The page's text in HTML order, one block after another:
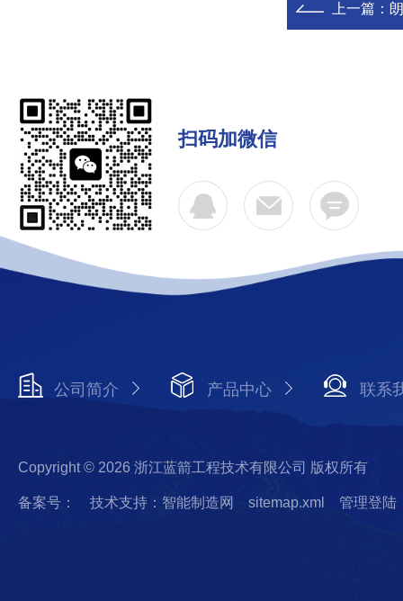
上一篇：
扫码加微信
公司简介 产品中心 联系
Copyright © 2026 浙江蓝箭工程技术有限公司 版权所有
备案号： 技术支持：智能制造网 sitemap.xml 管理登陆